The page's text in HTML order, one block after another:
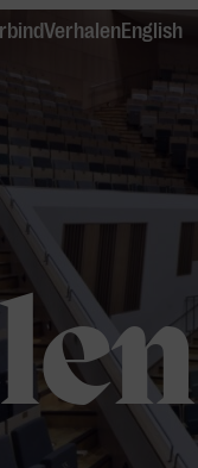
VerhalenEnglish